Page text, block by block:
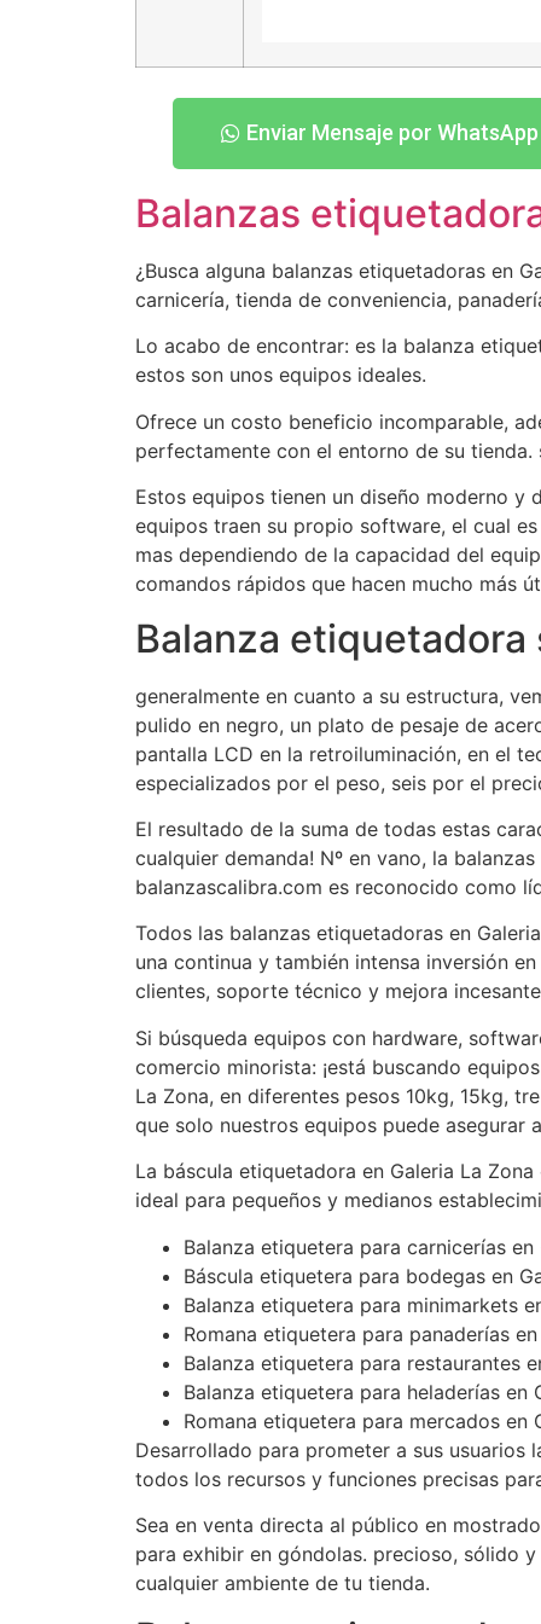
Enviar Mensaje por WhatsApp
Balanzas
¿Busca alguna balanzas etiquetadoras en
carnicería, tienda de conveniencia,
Lo acabo de encontrar: es la balanza
estos son unos equipos ideales.
Ofrece un costo beneficio incomparable,
perfectamente con el entorno de su tienda.
Estos equipos tienen un diseño moderno y
equipos traen su propio software, el cual
mas dependiendo de la capacidad del
comandos rápidos que hacen mucho más
Balanza etiquetadora
generalmente en cuanto a su estructura,
pulido en negro, un plato de pesaje de
pantalla LCD en la retroiluminación, en el
especializados por el peso, seis por el
El resultado de la suma de todas estas
cualquier demanda! Nº en vano, la
balanzascalibra.com es reconocido como
Todos las balanzas etiquetadoras en
una continua y también intensa inversión
clientes, soporte técnico y mejora
Si búsqueda equipos con hardware,
comercio minorista: ¡está buscando
La Zona, en diferentes pesos 10kg, 15kg,
que solo nuestros equipos puede asegurar
La báscula etiquetadora en Galeria La
ideal para pequeños y medianos
Balanza etiquetera para carnicerías en
Báscula etiquetera para bodegas en
Balanza etiquetera para minimarkets
Romana etiquetera para panaderías
Balanza etiquetera para restaurantes
Balanza etiquetera para heladerías en
Romana etiquetera para mercados en
Desarrollado para prometer a sus
todos los recursos y funciones precisas
Sea en venta directa al público en
para exhibir en góndolas. precioso, sólido
cualquier ambiente de tu tienda.